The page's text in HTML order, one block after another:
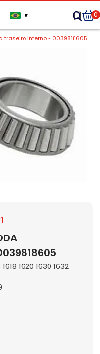
▼ 0
traseiro interno - 0039818605
1620 1630 1632